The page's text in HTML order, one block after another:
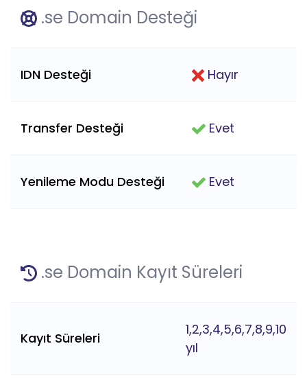
.se Domain Desteği
IDN Desteği Hayır
Transfer Desteği Evet
Yenileme Modu Desteği Evet
.se Domain Kayıt Süreleri
Kayıt Süreleri
1,2,3,4,5,6,7,8,9,10
yıl